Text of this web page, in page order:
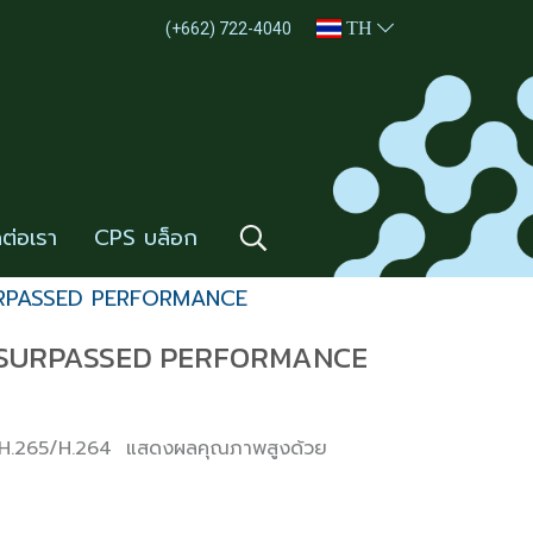
(+662) 722-4040 TH
อเรา
CPS บล็อก
PERFORMANCE
PERFORMANCE
H.264 แสดงผลคุณภาพสูงด้วย